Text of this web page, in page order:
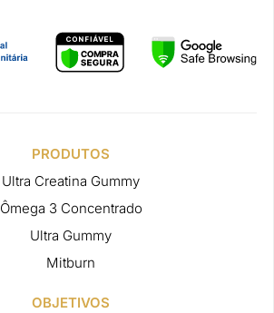
PRODUTOS
Ultra Creatina Gummy
Ômega 3 Concentrado
Ultra Gummy
Mitburn
OBJETIVOS